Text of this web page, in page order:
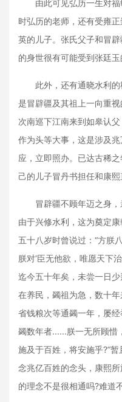
由此可见弘历一生对福
时弘历的老师，还有受雍
英的儿子。张氏父子和冒
的身世很有可能受到张廷玉
此外，还有通晓水利的
是冒辟疆及其祖上一向重
次南巡下江南来到如皋认
作为头等大事，这是涉及
应，立即照办。已达古稀
己的儿子冒丹书担任和康熙
冒辟疆不顾年迈之身，
由于兴修水利，这为奠定
五十八岁时曾说过：“方朕
朕对‘臣无他欲，唯愿天下
迄今五十年矣，未尝一日
在养民，蠲祖为急，数十
省钱粮次等通蠲一年，屡
蠲数年者......朕一无所顾惜
施及于百姓，将安施乎?”
念兆亿百姓的念头，康熙
的理念不是很相通吗?难道